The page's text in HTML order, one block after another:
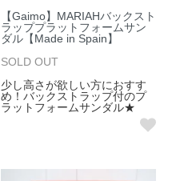
【Gaimo】MARIAHバックスト
ラッププラットフォームサン
ダル【Made in Spain】
SOLD OUT
少し高さが欲しい方におすす
め！バックストラップ付のプ
ラットフォームサンダル★